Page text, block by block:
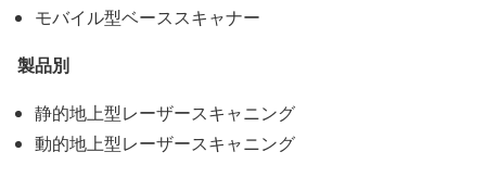
モバイル型ベーススキャナー
製品別
静的地上型レーザースキャニング
動的地上型レーザースキャニング